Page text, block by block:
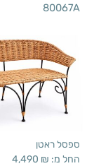
80067A
ספסל ראטן
החל מ: 4,490 ₪